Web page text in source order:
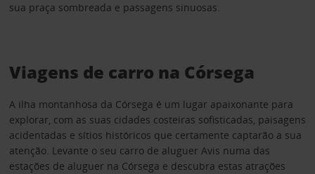
sua praça sombreada e passagens sinuosas.
Viagens de carro na Córsega
A ilha montanhosa da Córsega é um lugar apaixonante para
explorar, com as suas cidades costeiras sofisticadas, paisagens
acidentadas e sítios históricos que certamente captarão a sua
atenção. Levante o seu carro de aluguer Avis numa das
estações de aluguer na Córsega e descubra estas atrações